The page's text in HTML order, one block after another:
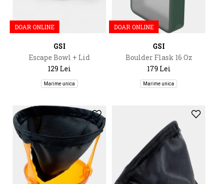
DOAR ONLINE
GSI
Escape Bowl + Lid
129 Lei
Marime unica
DOAR ONLINE
GSI
Boulder Flask 16 Oz
179 Lei
Marime unica